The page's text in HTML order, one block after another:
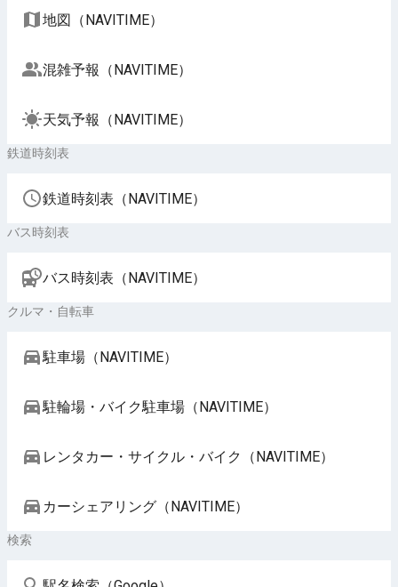
地図（NAVITIME）
混雑予報（NAVITIME）
天気予報（NAVITIME）
鉄道時刻表
鉄道時刻表（NAVITIME）
バス時刻表
バス時刻表（NAVITIME）
クルマ・自転車
駐車場（NAVITIME）
駐輪場・バイク駐車場（NAVITIME）
レンタカー・サイクル・バイク（NAVITIME）
カーシェアリング（NAVITIME）
検索